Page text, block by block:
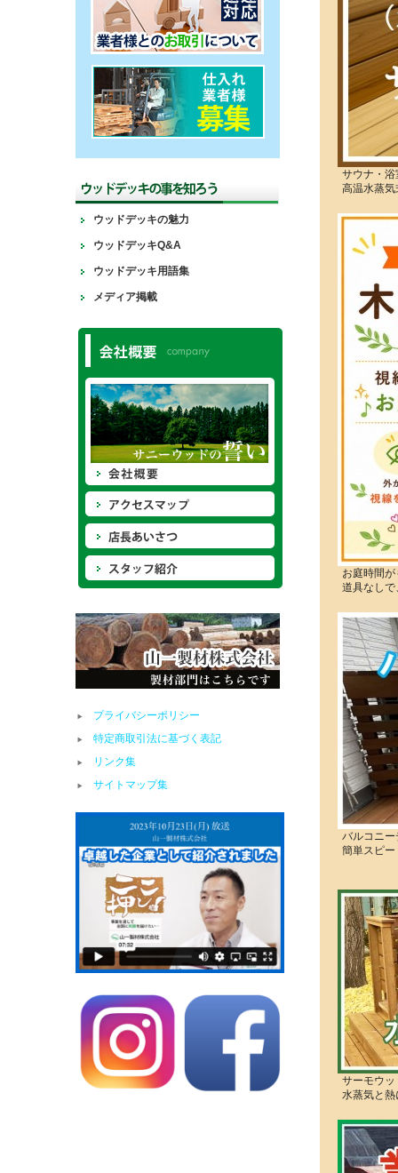
サウナ・
高温水蒸
お庭時間
道具なし
バルコニ
簡単スピ
サーモウ
水蒸気と
ウッドデッキの魅力
ウッドデッキQ&A
ウッドデッキ用語集
メディア掲載
プライバシーポリシー
特定商取引法に基づく表記
リンク集
サイトマップ集